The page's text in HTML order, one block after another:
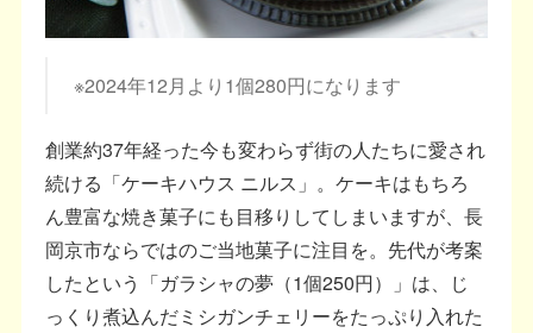
※2024年12月より1個280円になります
創業約37年経った今も変わらず街の人たちに愛され
続ける「ケーキハウス ニルス」。ケーキはもちろ
ん豊富な焼き菓子にも目移りしてしまいますが、長
岡京市ならではのご当地菓子に注目を。先代が考案
したという「ガラシャの夢（1個250円）」は、じ
っくり煮込んだミシガンチェリーをたっぷり入れた